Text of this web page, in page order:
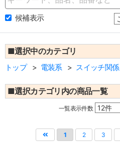
候補表示
■選択中のカテゴリ
トップ 電装系 スイッチ関係
■選択カテゴリ内の商品一覧
一覧表示件数
1 2 3